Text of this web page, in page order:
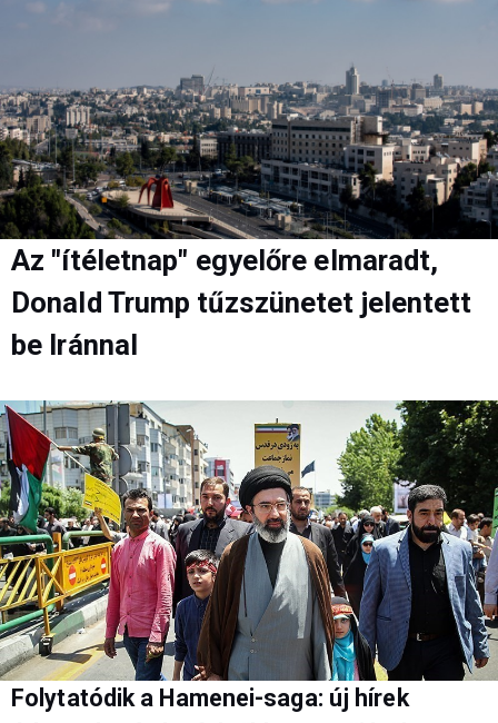
Az "ítéletnap" egyelőre elmaradt,
Donald Trump tűzszünetet jelentett
be Iránnal
Folytatódik a Hamenei-saga: új hírek